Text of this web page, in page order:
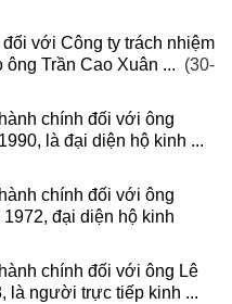
với Công ty trách nhiệm
Trần Cao Xuân ... (30-
chính đối với ông
là đại diện hộ kinh ...
chính đối với ông
đại diện hộ kinh
chính đối với ông Lê
là người trực tiếp kinh ...